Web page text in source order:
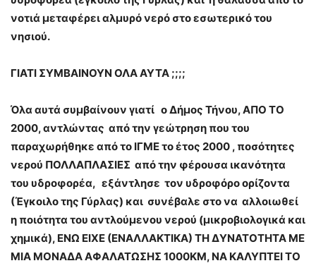
νοτιά μεταφέρει αλμυρό νερό στο εσωτερικό του
νησιού.
ΓΙΑΤΙ ΣΥΜΒΑΙΝΟΥΝ ΟΛΑ ΑΥΤΑ ;;;;
Όλα αυτά συμβαίνουν γιατί ο Δήμος Τήνου, ΑΠΟ ΤΟ
2000, αντλώντας από την γεώτρηση που του
παραχωρήθηκε από το ΙΓΜΕ το έτος 2000 , ποσότητες
νερού ΠΟΛΛΑΠΛΑΣΙΕΣ από την φέρουσα ικανότητα
του υδροφορέα, εξάντλησε τον υδροφόρο ορίζοντα
(Έγκοιλο της Γύρλας) και συνέβαλε στο να αλλοιωθεί
η ποιότητα του αντλούμενου νερού (μικροβιολογικά και
χημικά), ΕΝΩ ΕΙΧΕ (ΕΝΑΛΛΑΚΤΙΚΑ) ΤΗ ΔΥΝΑΤΟΤΗΤΑ ΜΕ
ΜΙΑ ΜΟΝΑΔΑ ΑΦΑΛΑΤΩΣΗΣ 1000ΚΜ, ΝΑ ΚΑΛΥΠΤΕΙ ΤΟ